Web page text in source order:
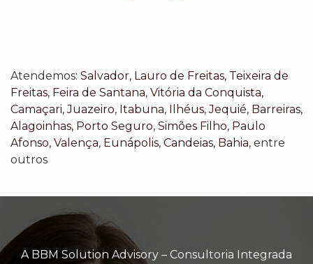
Atendemos: Salvador, Lauro de Freitas, Teixeira de
Freitas, Feira de Santana, Vitória da Conquista,
Camaçari,Juazeiro, Itabuna, Ilhéus,Jequié, Barreiras,
Alagoinhas, Porto Seguro, Simões Filho, Paulo
Afonso, Valença, Eunápolis, Candeias, Bahia, entre
outros
A BBM Solution Advisory – Consultoria Integrada